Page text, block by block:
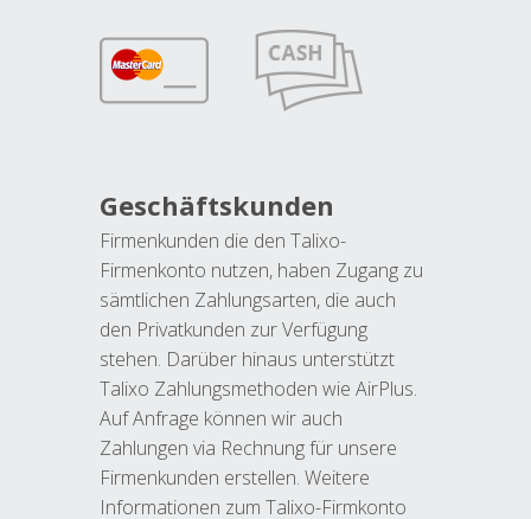
Geschäftskunden
Firmenkunden die den Talixo-
Firmenkonto nutzen, haben Zugang zu
sämtlichen Zahlungsarten, die auch
den Privatkunden zur Verfügung
stehen. Darüber hinaus unterstützt
Talixo Zahlungsmethoden wie AirPlus.
Auf Anfrage können wir auch
Zahlungen via Rechnung für unsere
Firmenkunden erstellen. Weitere
Informationen zum Talixo-Firmkonto